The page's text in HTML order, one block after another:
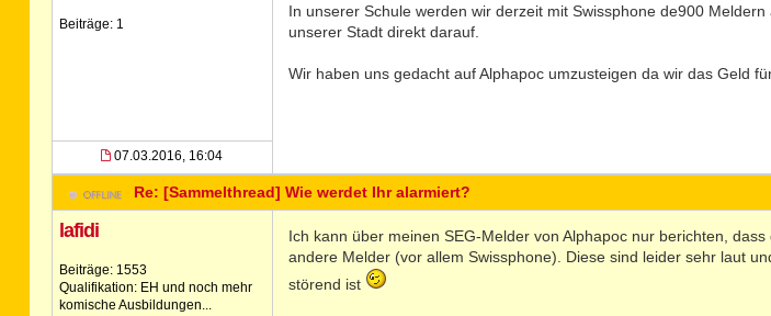
Beiträge: 1
07.03.2016, 16:04
In unserer Schule werden wir derzeit mit Swissphone de900
unserer Stadt direkt darauf.
Wir haben uns gedacht auf Alphapoc umzusteigen da wir das Geld
Re: [Sammelthread] Wie werdet Ihr alarmiert?
lafidi
Beiträge: 1553
Qualifikation: EH und noch mehr
komische Ausbildungen...
Ich kann über meinen SEG-Melder von Alphapoc nur berichten,
andere Melder (vor allem Swissphone). Diese sind leider sehr laut
störend ist